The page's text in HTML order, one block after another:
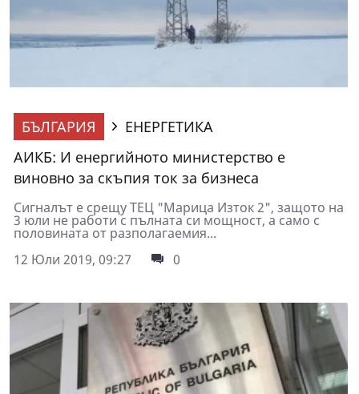
БЪЛГАРИЯ
ЕНЕРГЕТИКА
АИКБ: И енергийното министерство е
виновно за скъпия ток за бизнеса
Сигналът е срещу ТЕЦ "Марица Изток 2", защото на
3 юли не работи с пълната си мощност, а само с
половината от разполагаемия...
12 Юли 2019, 09:27
0